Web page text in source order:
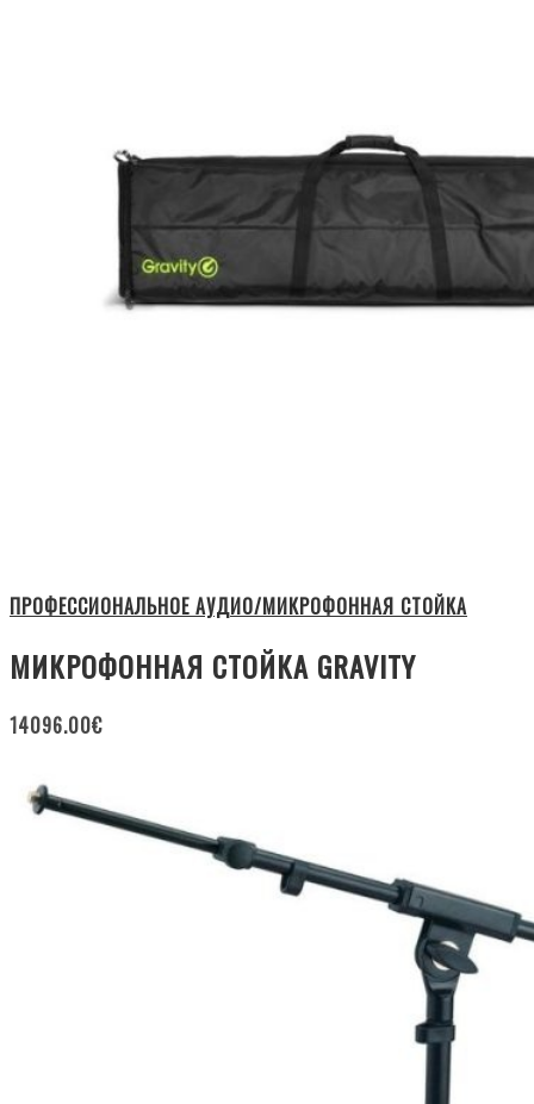
ПРОФЕССИОНАЛЬНОЕ АУДИО/МИКРОФОННАЯ СТОЙКА
МИКРОФОННАЯ СТОЙКА GRAVITY
14096.00€